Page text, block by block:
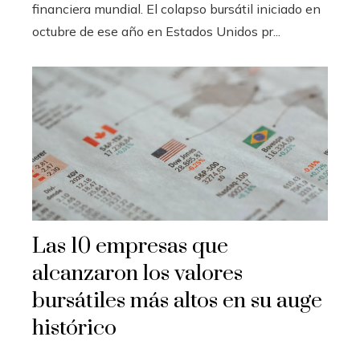
financiera mundial. El colapso bursátil iniciado en
octubre de ese año en Estados Unidos pr...
Las 10 empresas que
alcanzaron los valores
bursátiles más altos en su auge
histórico